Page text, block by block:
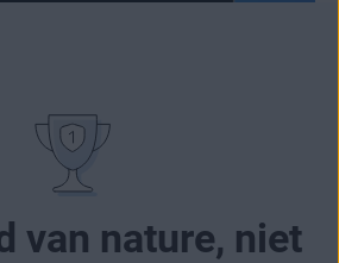
van nature, niet